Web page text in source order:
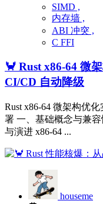
SIMD ,
内存墙 ,
ABI 冲突 ,
C FFI
🦀 Rust x86-64 微
CI/CD 自动降级
Rust x86-64 微架构优
署 一、基础概念与兼容
与演进 x86-64 ...
houseme